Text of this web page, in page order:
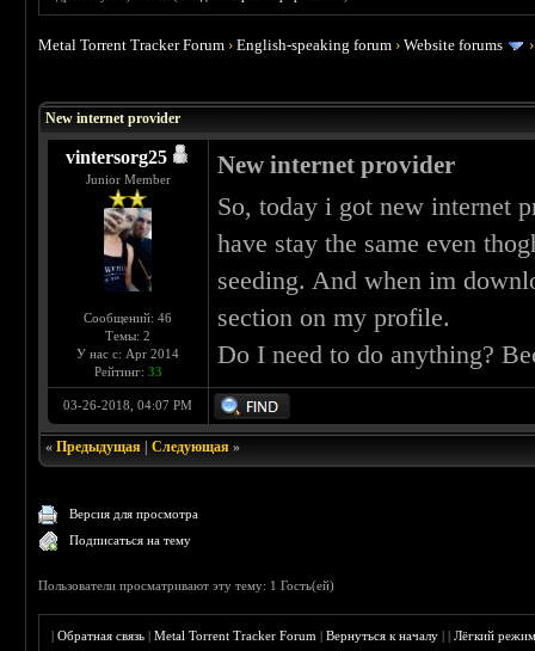
Metal Torrent Tracker Forum ›English-speaking forum ›Website forums
New internet provider
vintersorg25
Junior Member
Сообщений: 46
Темы: 2
У нас с: Apr 2014
Рейтинг: 33
New internet provider
So, today i got new internet
have stay the same even
seeding. And when im
section on my profile.
Do I need to do anything?
03-26-2018, 04:07 PM
«Предыдущая |Следующая »
Версия для просмотра
Подписаться на тему
Пользователи просматривают эту тему: 1 Гость(ей)
|Обратная связь |Metal Torrent Tracker Forum |Вернуться к началу ||Лёгкий